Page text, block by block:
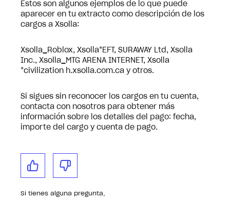
Estos son algunos ejemplos de lo que puede
aparecer en tu extracto como descripción de los
cargos a Xsolla:
Xsolla_Roblox, Xsolla*EFT, SURAWAY Ltd, Xsolla
Inc., Xsolla_MTG ARENA INTERNET, Xsolla
*civilization h.xsolla.com.ca y otros.
Si sigues sin reconocer los cargos en tu cuenta,
contacta con nosotros para obtener más
información sobre los detalles del pago: fecha,
importe del cargo y cuenta de pago.
Si tienes alguna pregunta,